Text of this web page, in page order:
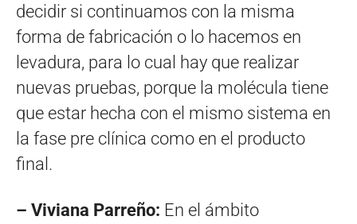
decidir si continuamos con la misma
forma de fabricación o lo hacemos en
levadura, para lo cual hay que realizar
nuevas pruebas, porque la molécula tiene
que estar hecha con el mismo sistema en
la fase pre clínica como en el producto
final.
– Viviana Parreño: En el ámbito